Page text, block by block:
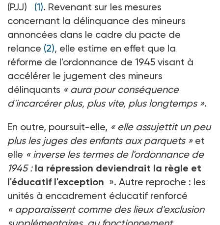
(PJJ) (1). Revenant sur les mesures
concernant la délinquance des mineurs
annoncées dans le cadre du pacte de
relance (2), elle estime en effet que la
réforme de l'ordonnance de 1945 visant à
accélérer le jugement des mineurs
délinquants « aura pour conséquence
d'incarcérer plus, plus vite, plus longtemps ».
En outre, poursuit-elle, « elle assujettit un peu
plus les juges des enfants aux parquets »et
elle « inverse les termes de l'ordonnance de
1945 : la répression deviendrait la règle et
l'éducatif l'exception ». Autre reproche : les
unités à encadrement éducatif renforcé
« apparaissent comme des lieux d'exclusion